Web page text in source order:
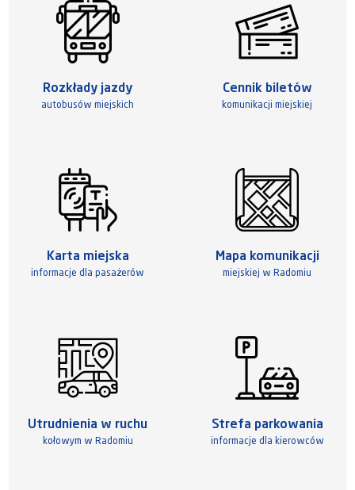
Rozkłady jazdy
autobusów miejskich
Cennik biletów
komunikacji miejskiej
Karta miejska
informacje dla pasażerów
Mapa komunikacji
miejskiej w Radomiu
Utrudnienia w ruchu
kołowym w Radomiu
Strefa parkowania
informacje dla kierowców